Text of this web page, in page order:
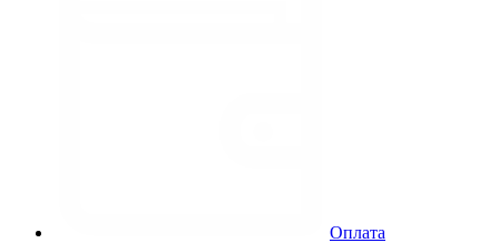
Оплата